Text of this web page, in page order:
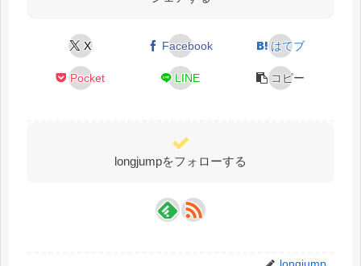
X Facebook はてブ
Pocket LINE コピー
longjumpをフォローする